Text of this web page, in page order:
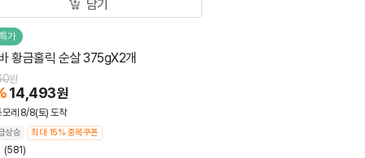
담기
가
황금홀릭 순살 375gX2개
14,493원
원
모레 8/8(토) 도착
상승 최대 15% 중복쿠폰
(581)